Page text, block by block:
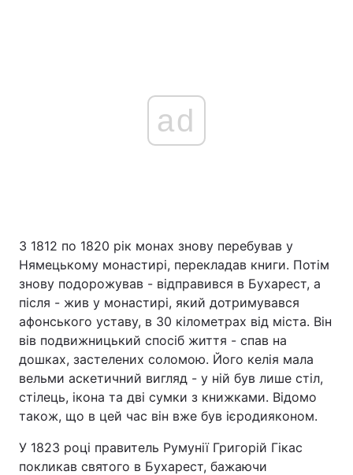
ad
З 1812 по 1820 рік монах знову перебував у
Нямецькому монастирі, перекладав книги. Потім
знову подорожував - відправився в Бухарест, а
після - жив у монастирі, який дотримувався
афонського уставу, в 30 кілометрах від міста. Він
вів подвижницький спосіб життя - спав на
дошках, застелених соломою. Його келія мала
вельми аскетичний вигляд - у ній був лише стіл,
стілець, ікона та дві сумки з книжками. Відомо
також, що в цей час він вже був ієродияконом.
У 1823 році правитель Румунії Григорій Гікас
покликав святого в Бухарест, бажаючи